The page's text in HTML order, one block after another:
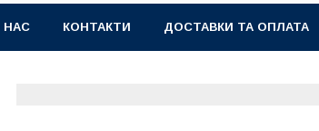
НАС КОНТАКТИ ДОСТАВКИ ТА ОПЛАТА